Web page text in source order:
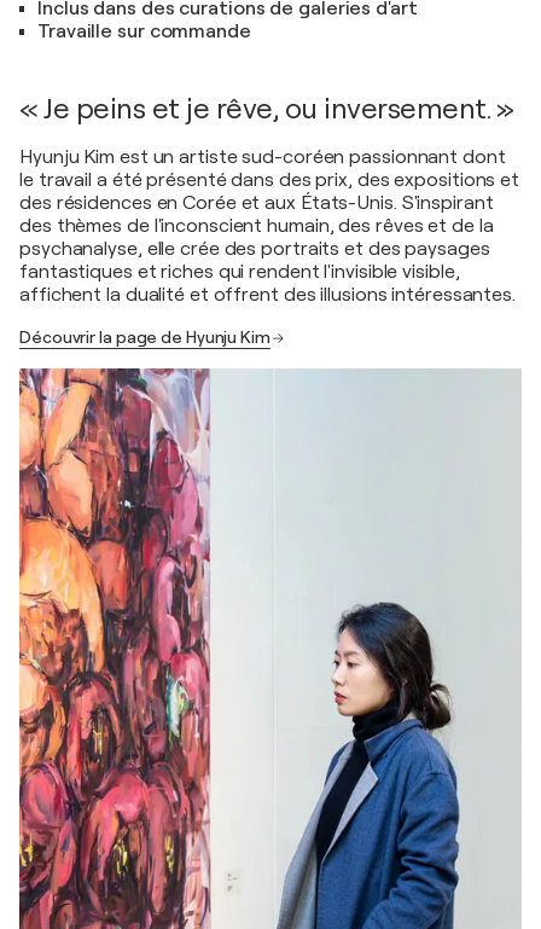
Inclus dans des curations de galeries d'art
Travaille sur commande
« Je peins et je rêve, ou inversement. »
Hyunju Kim est un artiste sud-coréen passionnant dont
le travail a été présenté dans des prix, des expositions et
des résidences en Corée et aux États-Unis. S'inspirant
des thèmes de l'inconscient humain, des rêves et de la
psychanalyse, elle crée des portraits et des paysages
fantastiques et riches qui rendent l'invisible visible,
affichent la dualité et offrent des illusions intéressantes.
Découvrir la page de Hyunju Kim